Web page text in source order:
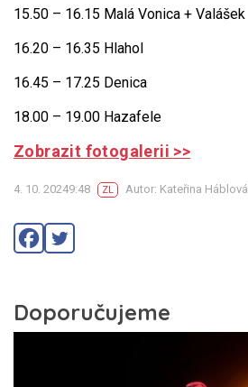
15.50 – 16.15 Malá Vonica + Valášek
16.20 – 16.35 Hlahol
16.45 – 17.25 Denica
18.00 – 19.00 Hazafele
Zobrazit fotogalerii >>
4. 10. 20249:48 ZL Autor: Kateřina Háblová